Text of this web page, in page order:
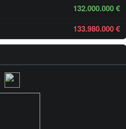
132.000.000 €
133.980.000 €